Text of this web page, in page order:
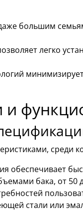
большим
легко
и
среди
обеспечивает
бака, от 50
стали или